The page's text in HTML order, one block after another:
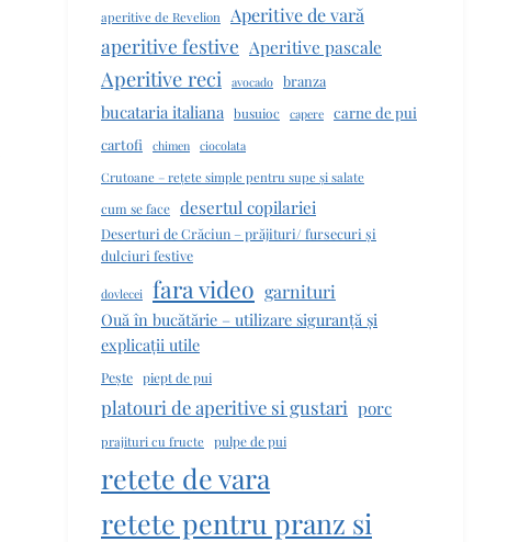
aperitive de Revelion Aperitive de vară
aperitive festive Aperitive pascale
Aperitive reci avocado branza
bucataria italiana busuioc capere carne de pui
cartofi
chimen ciocolata
Crutoane – rețete simple pentru supe și salate
cum se face desertul copilariei
Deserturi de Crăciun – prăjituri/ fursecuri și
dulciuri festive
dovlecei fara video garnituri
Ouă în bucătărie – utilizare siguranță și
explicații utile
Pește piept de pui
platouri de aperitive si gustari porc
prajituri cu fructe pulpe de pui
retete de vara
retete pentru pranz si